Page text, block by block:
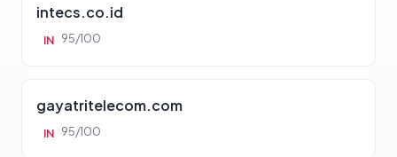
intecs.co.id
IN 95/100
gayatritelecom.com
IN 95/100